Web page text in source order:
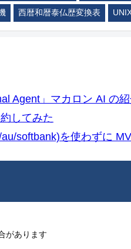
西暦和暦泰仏歴変換表
Agent」マカロン AI の
してみた
softbank)を使わずに
があります